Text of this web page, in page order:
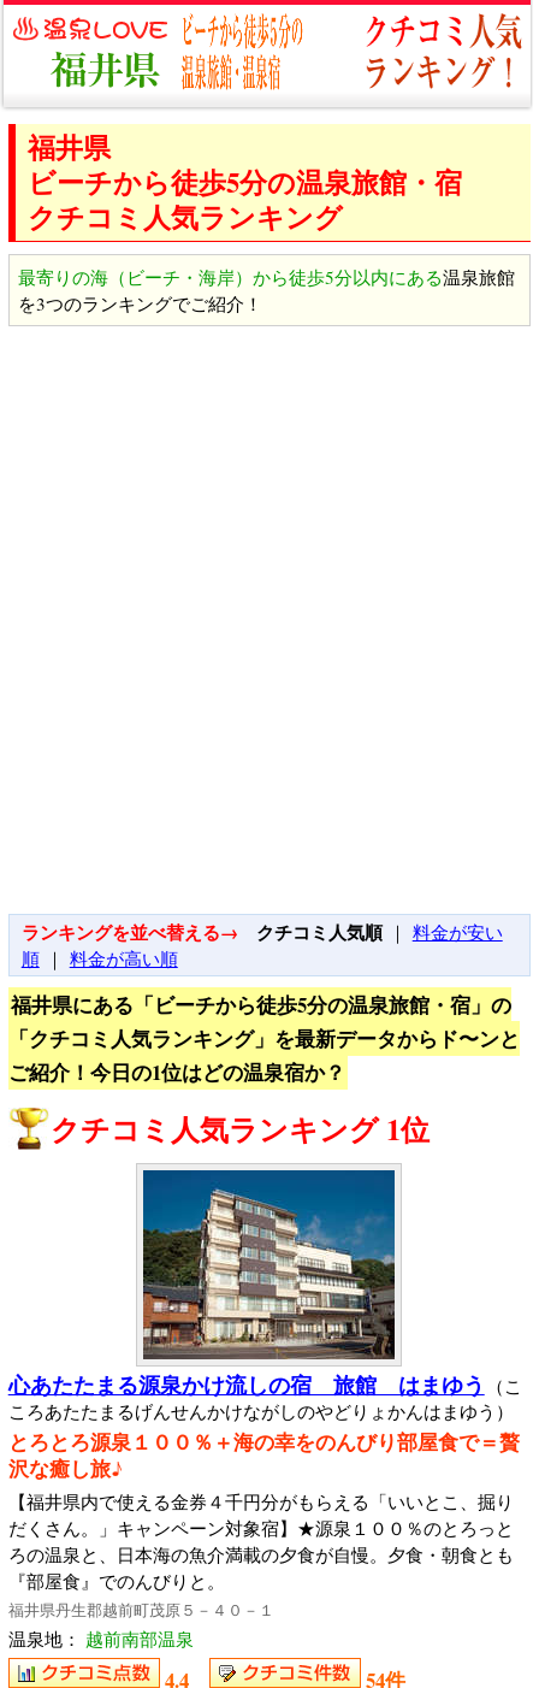
福井県
ビーチから徒歩5分の温泉旅館・宿
クチコミ人気ランキング
最寄りの海（ビーチ・海岸）から徒歩5分以内にある温泉旅館
を3つのランキングでご紹介！
ランキングを並べ替える→ クチコミ人気順｜ 料金が安い
順｜ 料金が高い順
福井県にある「ビーチから徒歩5分の温泉旅館・宿」の
「クチコミ人気ランキング」を最新データからド〜ンと
ご紹介！今日の1位はどの温泉宿か？
クチコミ人気ランキング 1位
心あたたまる源泉かけ流しの宿 旅館 はまゆう
（こ
ころあたたまるげんせんかけながしのやどりょかんはまゆう）
とろとろ源泉１００％＋海の幸をのんびり部屋食で＝贅
沢な癒し旅♪
【福井県内で使える金券４千円分がもらえる「いいとこ、掘り
だくさん。」キャンペーン対象宿】★源泉１００％のとろっと
ろの温泉と、日本海の魚介満載の夕食が自慢。夕食・朝食とも
『部屋食』でのんびりと。
福井県丹生郡越前町茂原５－４０－１
温泉地： 越前南部温泉
4.4
54件